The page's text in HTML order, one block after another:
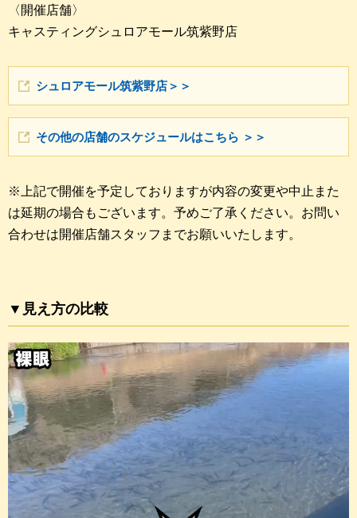
〈開催店舗〉
キャスティングシュロアモール筑紫野店
シュロアモール筑紫野店＞＞
その他の店舗のスケジュールはこちら ＞＞
※上記で開催を予定しておりますが内容の変更や中止また
は延期の場合もございます。予めご了承ください。お問い
合わせは開催店舗スタッフまでお願いいたします。
▼見え方の比較